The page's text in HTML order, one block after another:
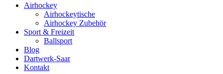
Airhockey
Airhockeytische
Airhockey Zubehör
Sport & Freizeit
Ballsport
Blog
Dartwerk-Saar
Kontakt